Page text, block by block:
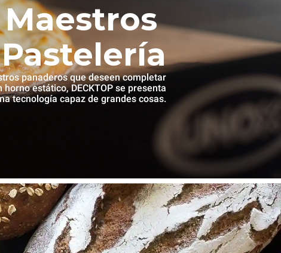
Maestros
panaderos que deseen completar
horno estático, DECKTOP se presenta
tecnología capaz de grandes cosas.